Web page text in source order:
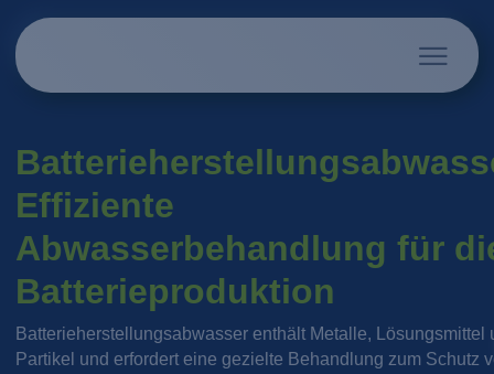
Effiziente
Abwasserbehandlung für
Batterieproduktion
Batterieherstellungsabwasser enthält Metalle, Lösungsmittel
Partikel und erfordert eine gezielte Behandlung zum Schutz